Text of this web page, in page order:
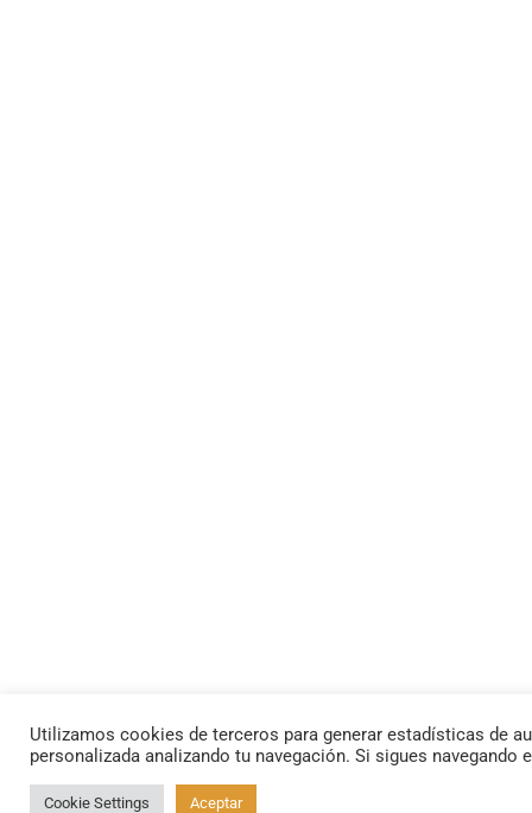
Utilizamos cookies de terceros para generar estadísticas de
personalizada analizando tu navegación. Si sigues navegando
Cookie Settings Aceptar